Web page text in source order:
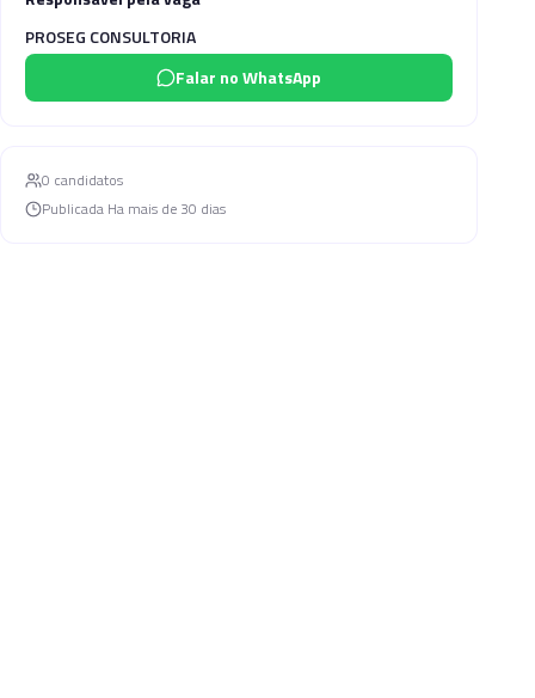
PROSEG CONSULTORIA
Falar no WhatsApp
0 candidatos
Publicada Ha mais de 30 dias